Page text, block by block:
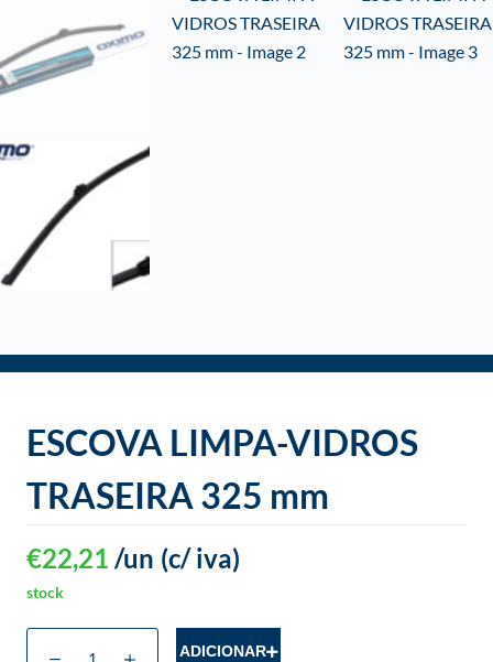
ESCOVA LIMPA-VIDROS
TRASEIRA 325 mm
€22,21 (c/ iva)
/un
stock
ADICIONAR